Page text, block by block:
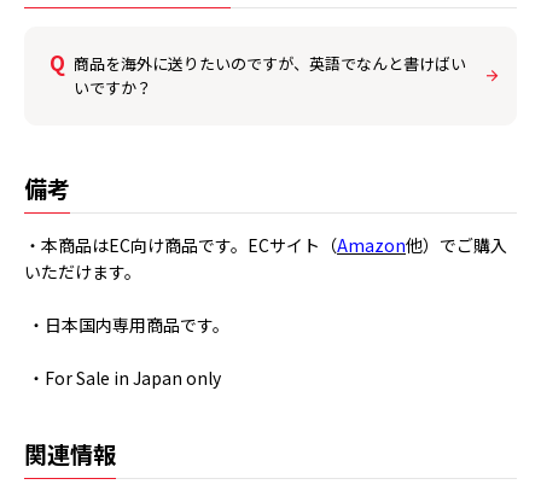
商品を海外に送りたいのですが、英語でなんと書けばい
いですか？
備考
・本商品はEC向け商品です。ECサイト（Amazon他）でご購入
いただけます。
・日本国内専用商品です。
・For Sale in Japan only
関連情報